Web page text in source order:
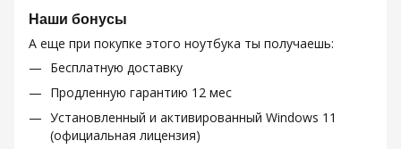
Наши бонусы
А еще при покупке этого ноутбука ты получаешь:
Бесплатную доставку
Продленную гарантию 12 мес
Установленный и активированный Windows 11
(официальная лицензия)